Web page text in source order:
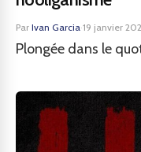
Par Ivan Garcia·19 janvier
Plongée dans le